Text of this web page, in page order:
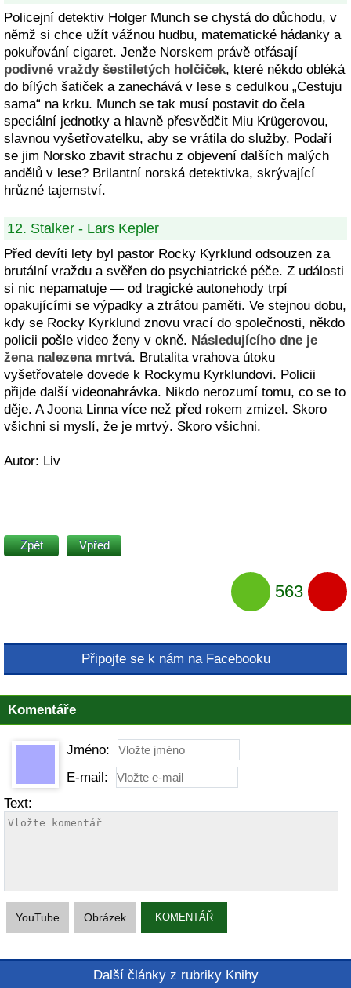
Policejní detektiv Holger Munch se chystá do důchodu, v
němž si chce užít vážnou hudbu, matematické hádanky a
pokuřování cigaret. Jenže Norskem právě otřásají
podivné vraždy šestiletých holčiček, které někdo obléká
do bílých šatiček a zanechává v lese s cedulkou „Cestuju
sama“ na krku. Munch se tak musí postavit do čela
speciální jednotky a hlavně přesvědčit Miu Krügerovou,
slavnou vyšetřovatelku, aby se vrátila do služby. Podaří
se jim Norsko zbavit strachu z objevení dalších malých
andělů v lese? Brilantní norská detektivka, skrývající
hrůzné tajemství.
12. Stalker - Lars Kepler
Před devíti lety byl pastor Rocky Kyrklund odsouzen za
brutální vraždu a svěřen do psychiatrické péče. Z události
si nic nepamatuje — od tragické autonehody trpí
opakujícími se výpadky a ztrátou paměti. Ve stejnou dobu,
kdy se Rocky Kyrklund znovu vrací do společnosti, někdo
policii pošle video ženy v okně. Následujícího dne je
žena nalezena mrtvá. Brutalita vrahova útoku
vyšetřovatele dovede k Rockymu Kyrklundovi. Policii
přijde další videonahrávka. Nikdo nerozumí tomu, co se to
děje. A Joona Linna více než před rokem zmizel. Skoro
všichni si myslí, že je mrtvý. Skoro všichni.
Autor: Liv
Zpět Vpřed
563
Připojte se k nám na Facebooku
Komentáře
Jméno:
E-mail:
Text:
YouTube Obrázek KOMENTÁŘ
Další články z rubriky Knihy